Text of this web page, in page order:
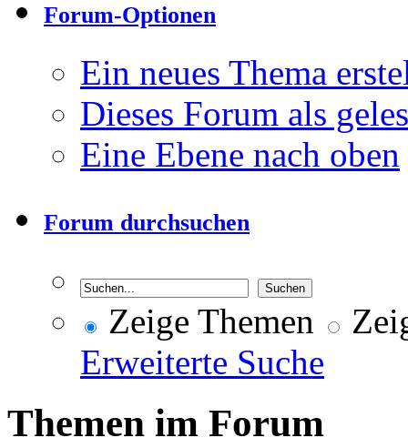
Forum-Optionen
Ein neues Thema
Dieses Forum als
Eine Ebene nach oben
Forum durchsuchen
Zeige Themen
Erweiterte Suche
Themen im Forum